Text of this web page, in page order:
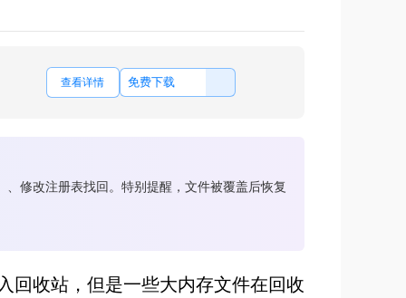
查看详情 免费下载
修改注册表找回。特别提醒，文件被覆盖后恢复
回收站，但是一些大内存文件在回收